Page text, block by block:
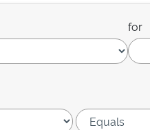
for